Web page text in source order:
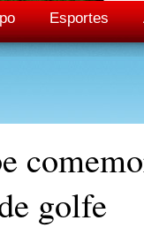
Esportes
golfe